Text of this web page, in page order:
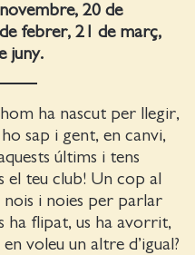
20 de
febrer, 21 de març,
juny.
ha nascut per llegir,
sap i gent, en canvi,
últims i tens
el teu club! Un cop al
i noies per parlar
ha flipat, us ha avorrit,
voleu un altre d’igual?